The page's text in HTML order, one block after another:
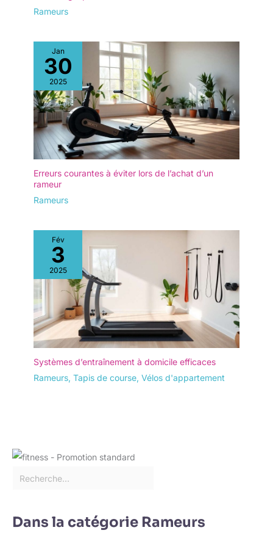
matériaux de haute qualité, ce
de 160 kg. La double glissière
robuste assure une stabilité
optimale, permettant un
mouvement d’aviron fluide sans
basculement ni bruit. Son cadre
durable offre une sécurité
renforcée, faisant de ce rameur
un choix fiable pour toute la
famille. ✅【INSTALLATION
RAPIDE ET UTILISATION
SIMPLIFIÉE】Avec 75 % de ses
composants préassemblés, le
facilement et sans difficulté.
✅【SERVICE CLIENT ET
GARANTIE FIABLE】DMASUN
se distingue par son
engagement envers ses clients,
en offrant un service client
réactif et une garantie de 5 ans
sur son rameur. Que vous ayez
des questions ou besoin
d’assistance, notre équipe est à
votre disposition pour vous
confiance à DMASUN pour une
expérience d’achat sécurisée et
un équipement conçu pour
Rameurs
Jan
30
2025
Erreurs courantes à éviter lors de l’achat d’un
rameur
Rameurs
Fév
3
2025
Systèmes d’entraînement à domicile efficaces
Rameurs, Tapis de course, Vélos d'appartement
Dans la catégorie Rameurs